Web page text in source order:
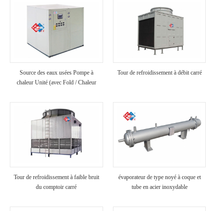
Source des eaux usées Pompe à
chaleur Unité (avec Fold / Chaleur
Tour de refroidissement à débit carré
Tour de refroidissement à faible bruit
du comptoir carré
évaporateur de type noyé à coque et
tube en acier inoxydable